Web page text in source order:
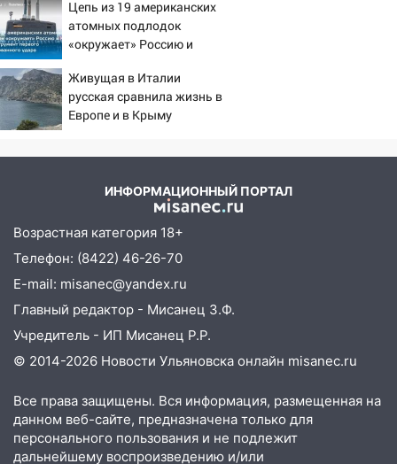
3,2 млн рублей
16:09
Ветераны легкой атлетики из
Ульяновска успешно выступили на
Чемпионате России
16:02
В Ульяновской области убрали
более 28% площадей зерновых и
Бросила кирпич в жену брата: в
Ульяновской области завели дело на
15:47 На улице Радищева сбили
курьера: крупная авария в Ульяновске
15:15 Проводил до квартиры и ограбил:
рецидивистом
по улице Ефремова
14:23 67% ульяновцев готовы
передумать увольняться, если им
PrimaMedia.ru
Цепь из 19 американских
атомных подлодок
«окружает» Россию и
первого массированного
удара
Живущая в Италии
русская сравнила жизнь в
Европе и в Крыму
ИНФОРМАЦИОННЫЙ ПОРТАЛ
Возрастная категория 18+
Телефон: (8422) 46-26-70
E-mail: misanec@yandex.ru
Главный редактор - Мисанец З.Ф.
Учредитель - ИП Мисанец Р.Р.
© 2014-2026 Новости Ульяновска онлайн misanec.ru
Все права защищены. Вся информация, размещенная на
данном веб-сайте, предназначена только для
персонального пользования и не подлежит
дальнейшему воспроизведению и/или